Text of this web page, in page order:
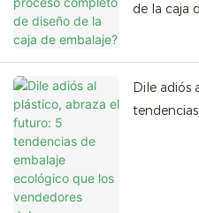
de la caja
Dile adiós